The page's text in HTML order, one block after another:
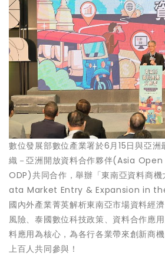
數位發展部數位產業署於6月15日與亞
織－亞洲開放資料合作夥伴(Asia
ODP)共同合作，舉辦「東南亞資料商機
ata Market Entry & Expansion in the
國內外產業菁英解析東南亞市場資料經
風險、泰國數位科技政策、資料合作應
料應用為核心，為各行各業帶來創新商
上百人共同參與！